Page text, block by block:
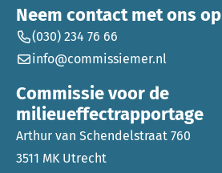
Neem contact met ons op
(030) 234 76 66
info@commissiemer.nl
Commissie voor de
milieueffectrapportage
Arthur van Schendelstraat 760
3511 MK Utrecht